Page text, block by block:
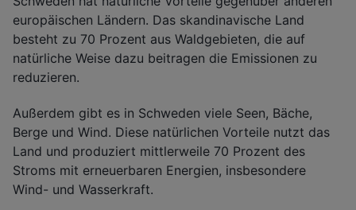
europäischen Ländern. Das skandinavische Land
besteht zu 70 Prozent aus Waldgebieten, die auf
natürliche Weise dazu beitragen die Emissionen zu
reduzieren.
Außerdem gibt es in Schweden viele Seen, Bäche,
Berge und Wind. Diese natürlichen Vorteile nutzt das
Land und produziert mittlerweile 70 Prozent des
Stroms mit erneuerbaren Energien, insbesondere
Wind- und Wasserkraft.